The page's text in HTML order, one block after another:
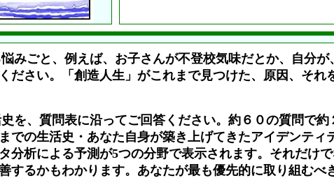
みごと、例えば、お子さんが不登校気味だとか、自分が
ださい。「創造人生」がこれまで見つけた、原因、それ
を、質問表に沿ってご回答ください。約６０の質問で約
での生活史・あなた自身が築き上げてきたアイデンティ
分析による予測が5つの分野で表示されます。それだけ
するかもわかります。あなたが最も優先的に取り組むべ